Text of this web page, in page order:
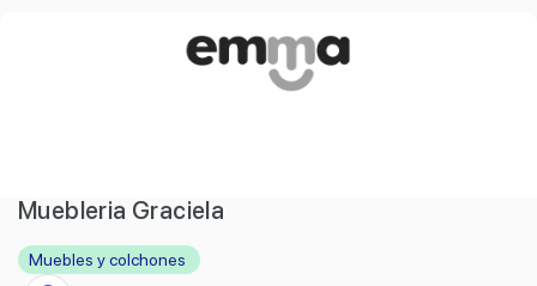
Muebleria Graciela
Muebles y colchones